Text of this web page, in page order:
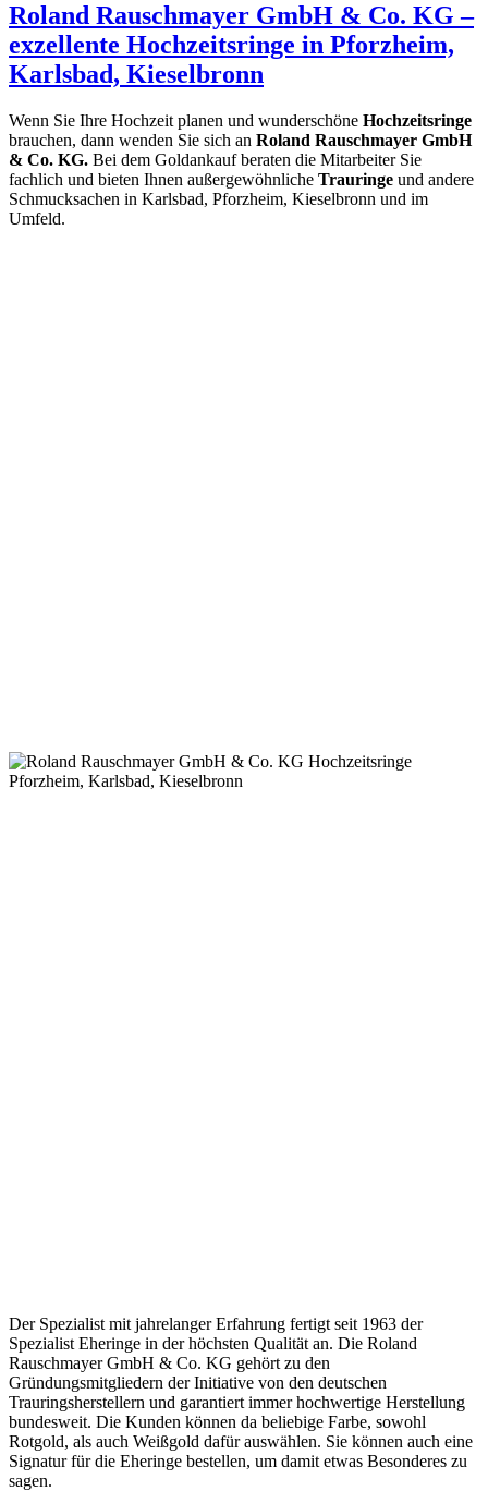
Roland Rauschmayer GmbH & Co. KG –
exzellente Hochzeitsringe in Pforzheim,
Karlsbad, Kieselbronn
Wenn Sie Ihre Hochzeit planen und wunderschöne Hochzeitsringe
brauchen, dann wenden Sie sich an Roland Rauschmayer GmbH
& Co. KG. Bei dem Goldankauf beraten die Mitarbeiter Sie
fachlich und bieten Ihnen außergewöhnliche Trauringe und andere
Schmucksachen in Karlsbad, Pforzheim, Kieselbronn und im
Umfeld.
Der Spezialist mit jahrelanger Erfahrung fertigt seit 1963 der
Spezialist Eheringe in der höchsten Qualität an. Die Roland
Rauschmayer GmbH & Co. KG gehört zu den
Gründungsmitgliedern der Initiative von den deutschen
Trauringsherstellern und garantiert immer hochwertige Herstellung
bundesweit. Die Kunden können da beliebige Farbe, sowohl
Rotgold, als auch Weißgold dafür auswählen. Sie können auch eine
Signatur für die Eheringe bestellen, um damit etwas Besonderes zu
sagen.